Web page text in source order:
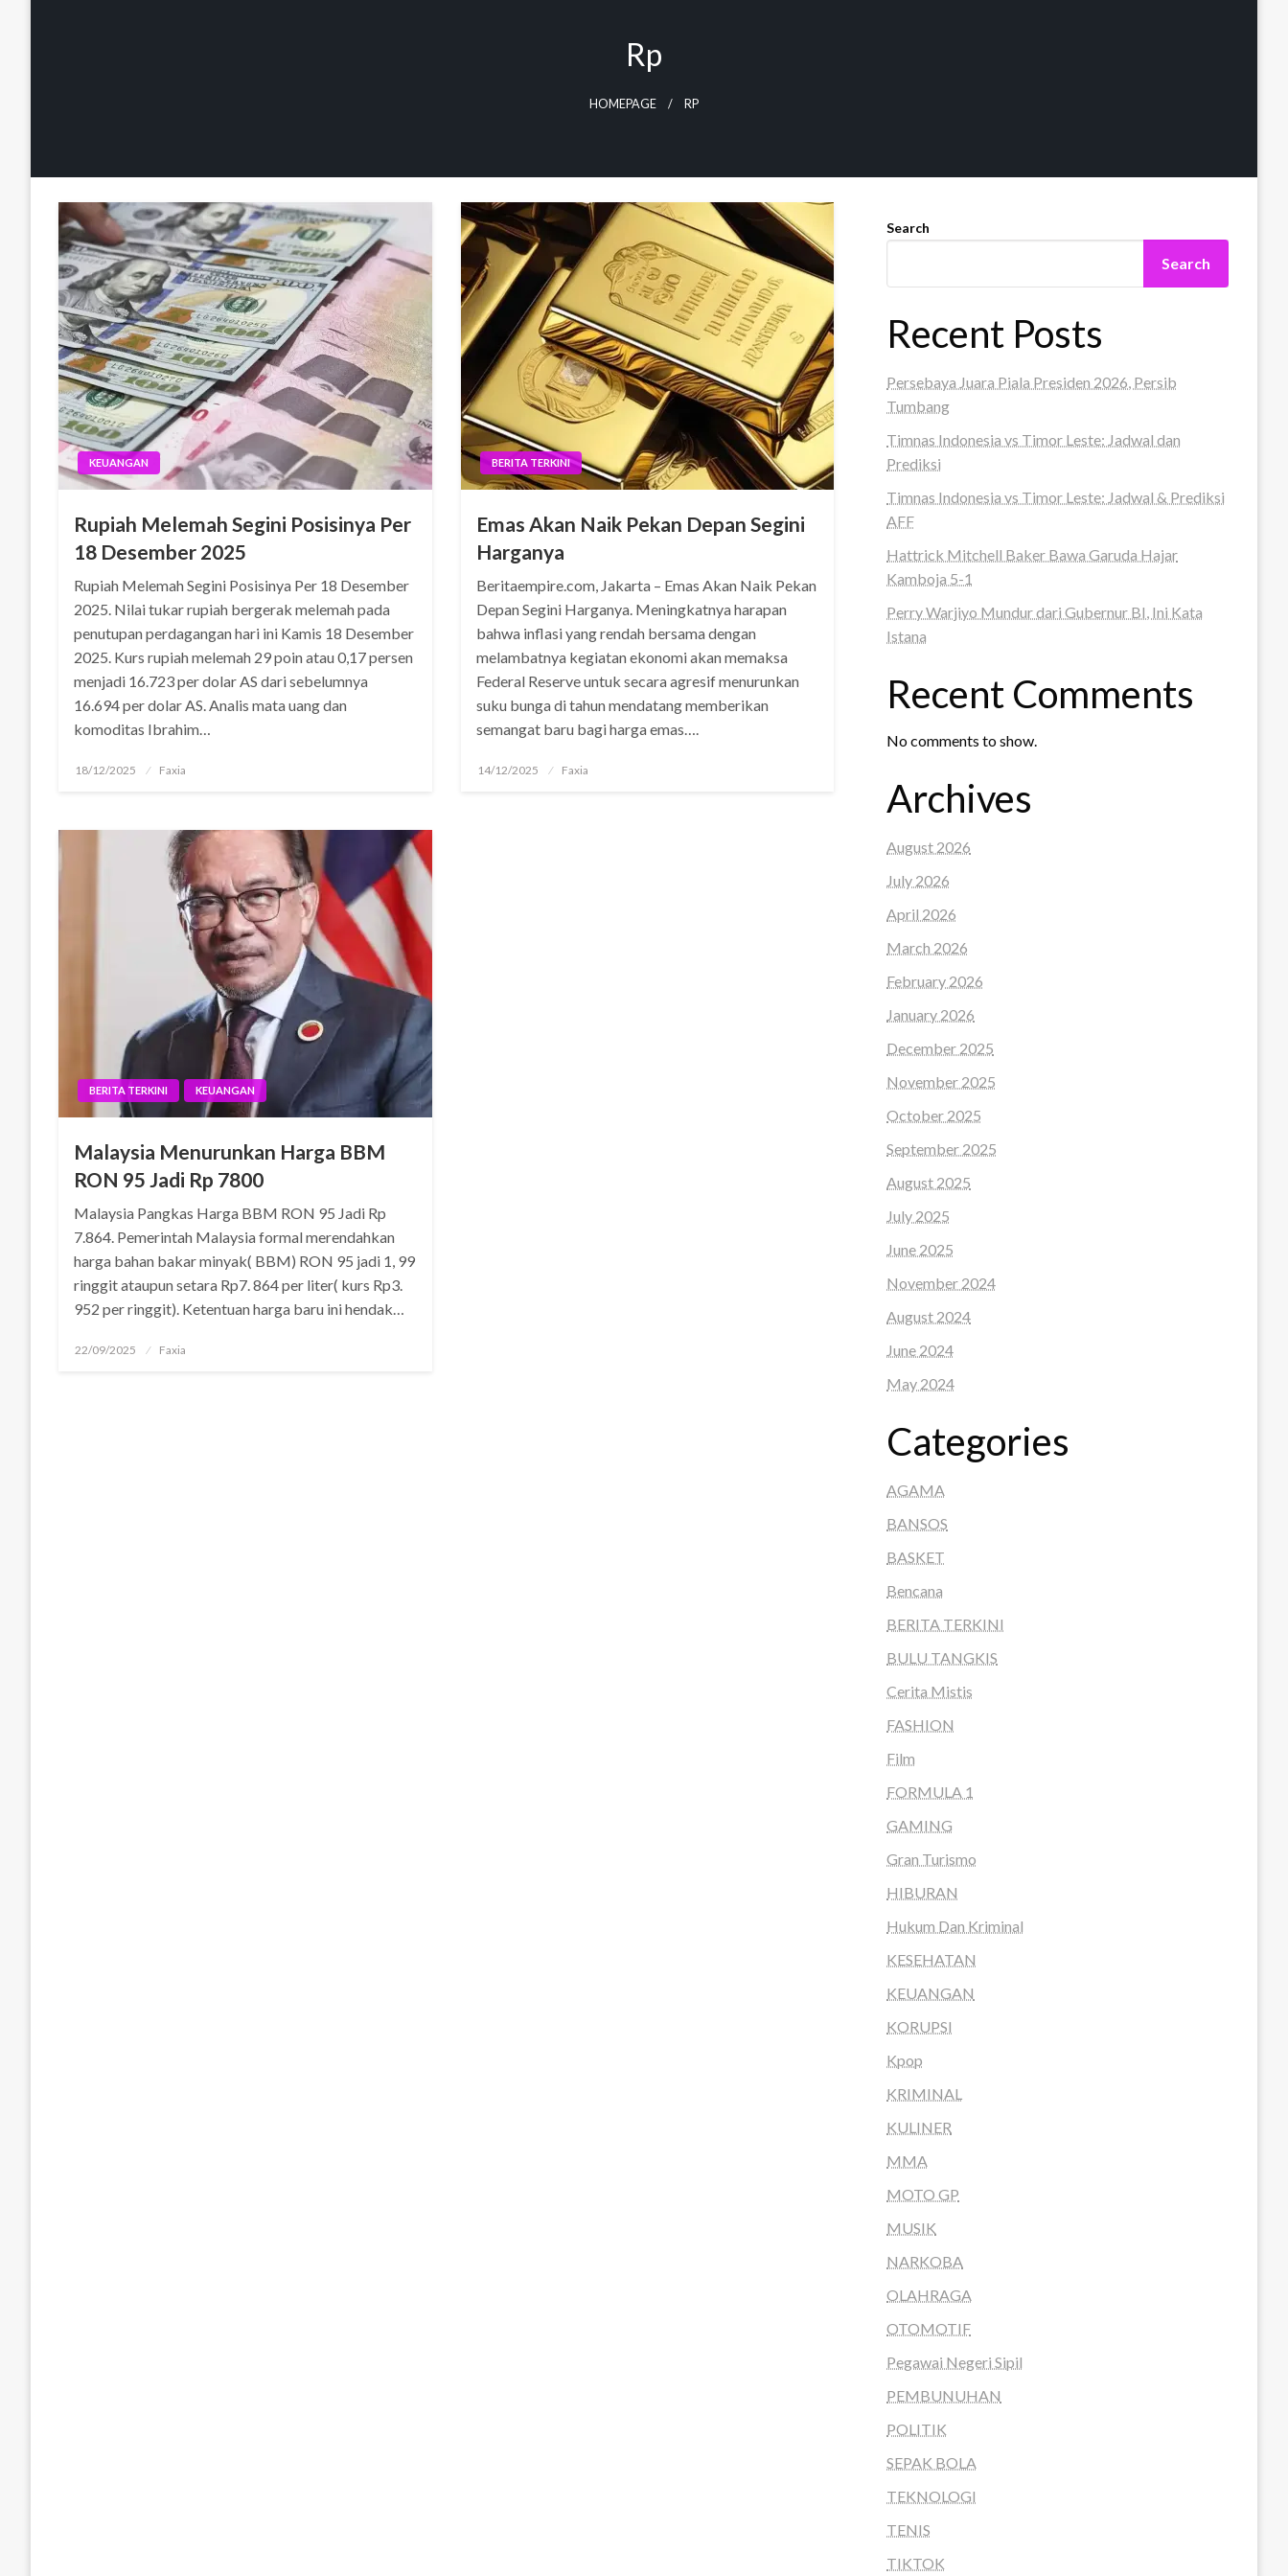
Rp
HOMEPAGE RP
KEUANGAN
Rupiah Melemah Segini Posisinya Per
18 Desember 2025
Rupiah Melemah Segini Posisinya Per 18 Desember
2025. Nilai tukar rupiah bergerak melemah pada
penutupan perdagangan hari ini Kamis 18 Desember
2025. Kurs rupiah melemah 29 poin atau 0,17 persen
menjadi 16.723 per dolar AS dari sebelumnya
16.694 per dolar AS. Analis mata uang dan
komoditas Ibrahim…
Posted
18/12/2025 Faxia
BERITA TERKINI
Emas Akan Naik Pekan Depan Segini
Harganya
Beritaempire.com, Jakarta – Emas Akan Naik Pekan
Depan Segini Harganya. Meningkatnya harapan
bahwa inflasi yang rendah bersama dengan
melambatnya kegiatan ekonomi akan memaksa
Federal Reserve untuk secara agresif menurunkan
suku bunga di tahun mendatang memberikan
semangat baru bagi harga emas….
Posted
14/12/2025 Faxia
BERITA TERKINI KEUANGAN
Malaysia Menurunkan Harga BBM
RON 95 Jadi Rp 7800
Malaysia Pangkas Harga BBM RON 95 Jadi Rp
7.864. Pemerintah Malaysia formal merendahkan
harga bahan bakar minyak( BBM) RON 95 jadi 1, 99
ringgit ataupun setara Rp7. 864 per liter( kurs Rp3.
952 per ringgit). Ketentuan harga baru ini hendak…
Posted
22/09/2025 Faxia
Search
Search
Recent Posts
Persebaya Juara Piala Presiden 2026, Persib
Tumbang
Timnas Indonesia vs Timor Leste: Jadwal dan
Prediksi
Timnas Indonesia vs Timor Leste: Jadwal & Prediksi
AFF
Hattrick Mitchell Baker Bawa Garuda Hajar
Kamboja 5-1
Perry Warjiyo Mundur dari Gubernur BI, Ini Kata
Istana
Recent Comments
No comments to show.
Archives
August 2026
July 2026
April 2026
March 2026
February 2026
January 2026
December 2025
November 2025
October 2025
September 2025
August 2025
July 2025
June 2025
November 2024
August 2024
June 2024
May 2024
Categories
AGAMA
BANSOS
BASKET
Bencana
BERITA TERKINI
BULU TANGKIS
Cerita Mistis
FASHION
Film
FORMULA 1
GAMING
Gran Turismo
HIBURAN
Hukum Dan Kriminal
KESEHATAN
KEUANGAN
KORUPSI
Kpop
KRIMINAL
KULINER
MMA
MOTO GP
MUSIK
NARKOBA
OLAHRAGA
OTOMOTIF
Pegawai Negeri Sipil
PEMBUNUHAN
POLITIK
SEPAK BOLA
TEKNOLOGI
TENIS
TIKTOK